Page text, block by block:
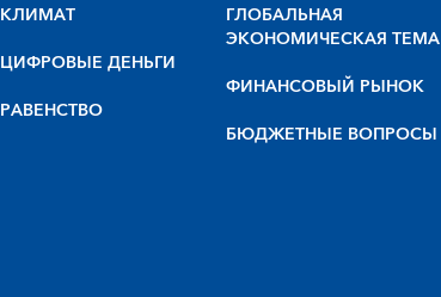
КЛИМАТ
ЦИФРОВЫЕ ДЕНЬГИ
РАВЕНСТВО
ГЛОБАЛЬНАЯ
ЭКОНОМИЧЕСКАЯ ТЕМА
ФИНАНСОВЫЙ РЫНОК
БЮДЖЕТНЫЕ ВОПРОСЫ